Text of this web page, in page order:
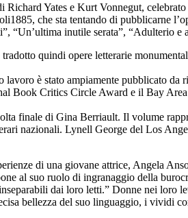
Yates e Kurt Vonnegut,
che sta tentando di pubblicarne
“Un’ultima inutile serata”, “Adulterio e
quindi opere letterarie
è stato ampiamente pubblicato da
Book Critics Circle Award e il Bay
finale di Gina Berriault. Il volume
nazionali. Lynell George del Los
di una giovane attrice, Angela
al suo ruolo di ingranaggio della
dai loro letti.” Donne nei loro
bellezza del suo linguaggio, i vividi